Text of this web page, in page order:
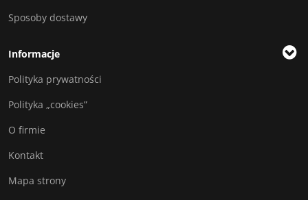
Sposoby dostawy
Informacje
Polityka prywatności
Polityka „cookies”
O firmie
Kontakt
Mapa strony